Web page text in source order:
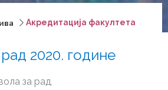
Акредитација факултета
2020. године
за рад